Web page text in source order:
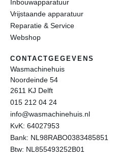
Inbouwapparatuur
Vrijstaande apparatuur
Reparatie & Service
Webshop
CONTACTGEGEVENS
Wasmachinehuis
Noordeinde 54
2611 KJ Delft
015 212 04 24
info@wasmachinehuis.nl
KvK: 64027953
Bank: NL98RABO0383485851
Btw: NL855493252B01